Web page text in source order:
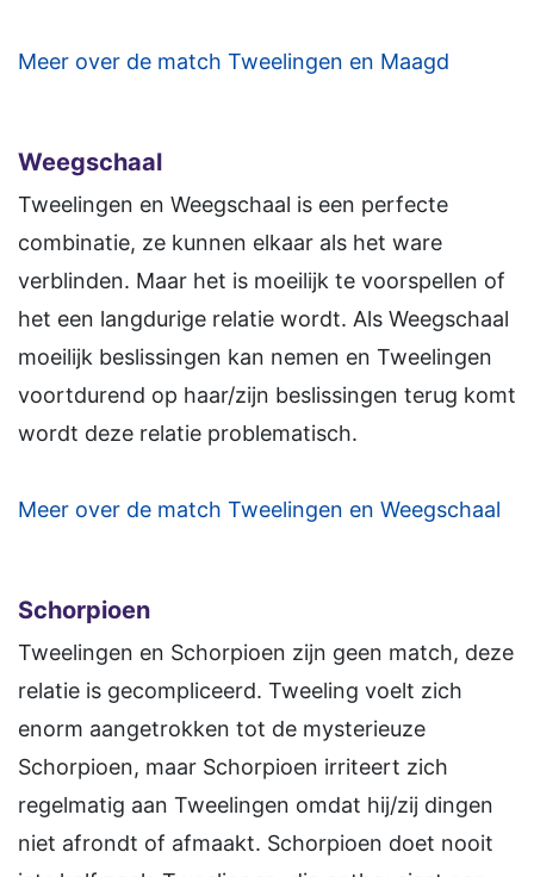
Meer over de match Tweelingen en Maagd
Weegschaal
Tweelingen en Weegschaal is een perfecte
combinatie, ze kunnen elkaar als het ware
verblinden. Maar het is moeilijk te voorspellen of
het een langdurige relatie wordt. Als Weegschaal
moeilijk beslissingen kan nemen en Tweelingen
voortdurend op haar/zijn beslissingen terug komt
wordt deze relatie problematisch.
Meer over de match Tweelingen en Weegschaal
Schorpioen
Tweelingen en Schorpioen zijn geen match, deze
relatie is gecompliceerd. Tweeling voelt zich
enorm aangetrokken tot de mysterieuze
Schorpioen, maar Schorpioen irriteert zich
regelmatig aan Tweelingen omdat hij/zij dingen
niet afrondt of afmaakt. Schorpioen doet nooit